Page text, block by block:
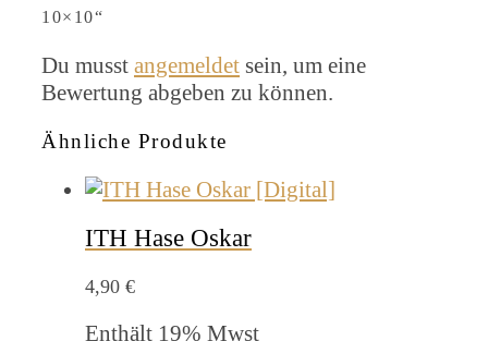
10×10“
Du musst angemeldet sein, um eine
Bewertung abgeben zu können.
Ähnliche Produkte
ITH Hase Oskar
4,90 €
Enthält 19% Mwst